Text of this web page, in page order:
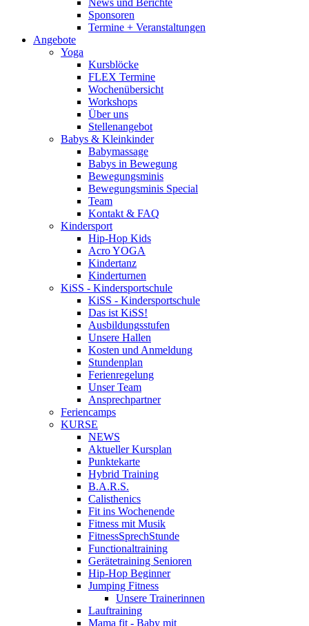
News und Berichte
Sponsoren
Termine + Veranstaltungen
Angebote
Yoga
Kursblöcke
FLEX Termine
Wochenübersicht
Workshops
Über uns
Stellenangebot
Babys & Kleinkinder
Babymassage
Babys in Bewegung
Bewegungsminis
Bewegungsminis Special
Team
Kontakt & FAQ
Kindersport
Hip-Hop Kids
Acro YOGA
Kindertanz
Kinderturnen
KiSS - Kindersportschule
KiSS - Kindersportschule
Das ist KiSS!
Ausbildungsstufen
Unsere Hallen
Kosten und Anmeldung
Stundenplan
Ferienregelung
Unser Team
Ansprechpartner
Feriencamps
KURSE
NEWS
Aktueller Kursplan
Punktekarte
Hybrid Training
B.A.R.S.
Calisthenics
Fit ins Wochenende
Fitness mit Musik
FitnessSprechStunde
Functionaltraining
Gerätetraining Senioren
Hip-Hop Beginner
Jumping Fitness
Unsere Trainerinnen
Lauftraining
Mama fit - Baby mit